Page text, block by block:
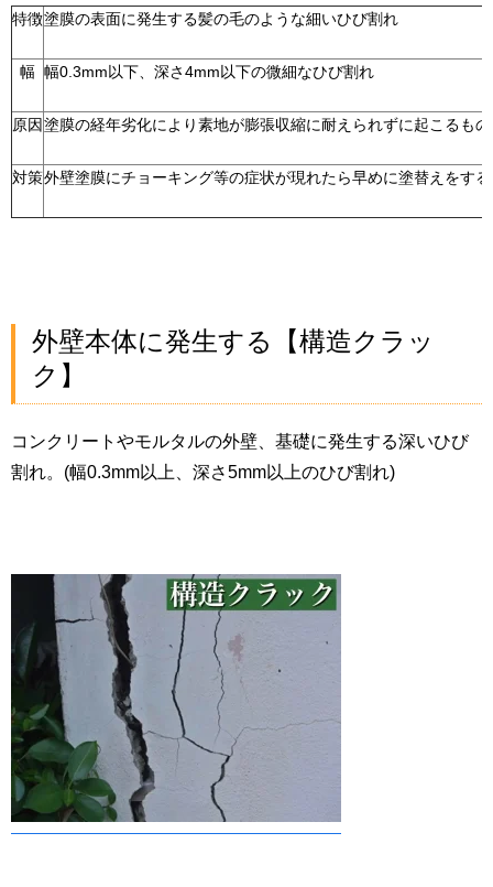
特徴塗膜の表面に発生する髪の毛のような細いひび割れ
幅 幅0.3mm以下、深さ4mm以下の微細なひび割れ
原因塗膜の経年劣化により素地が膨張収縮に耐えられずに起こるもの
対策外壁塗膜にチョーキング等の症状が現れたら早めに塗替えをする
外壁本体に発生する【構造クラッ
ク】
コンクリートやモルタルの外壁、基礎に発生する深いひび
割れ。(幅0.3mm以上、深さ5mm以上のひび割れ)